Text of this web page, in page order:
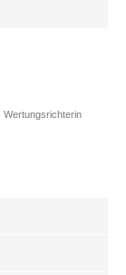
Wertungsrichterin